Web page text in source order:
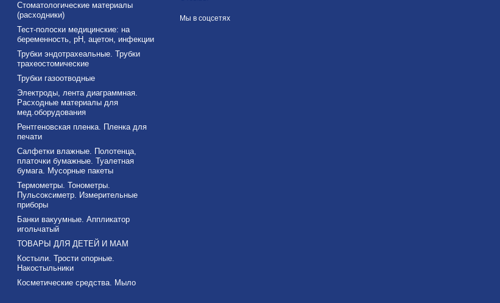
Стоматологические материалы
(расходники)
Тест-полоски медицинские: на
беременность, рН, ацетон, инфекции
Трубки эндотрахеальные. Трубки
трахеостомические
Трубки газоотводные
Электроды, лента диаграммная.
Расходные материалы для
мед.оборудования
Рентгеновская пленка. Пленка для
печати
Салфетки влажные. Полотенца,
платочки бумажные. Туалетная
бумага. Мусорные пакеты
Термометры. Тонометры.
Пульсоксиметр. Измерительные
приборы
Банки вакуумные. Аппликатор
игольчатый
ТОВАРЫ ДЛЯ ДЕТЕЙ И МАМ
Костыли. Трости опорные.
Накостыльники
Косметические средства. Мыло
Мы в соцсетях